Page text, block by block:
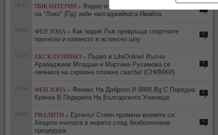
16:41 ПИКАНТЕРИИ » Видео издаде флирта им: Футболист
на "Локо" (Пд) заби чалгаджийката Ивайла
0
15:57 ФЕН ЗОНА » Как зодия Лъв превръща спортните
прогнози и казиното в истинско шоу
0
12:32 ЕКСКЛУЗИВНО » Първо в LifeOnline! Вълчо
Арабаджиев Младши и Мартина Русимова сe
oжениха на скромна плажна сватба! (СНИМКИ)
0
11:04 ФЕН ЗОНА » Феникс На Доброто И 8888.Bg С Поредна
Крачка В Подкрепа На Българското Училище
0
16:01 РИАЛИТИ » Ергенът Стоян промени визията си:
Хвърли очилата в морето след безболезнена
процедура
0